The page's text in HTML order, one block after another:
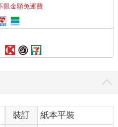
限金額免運費
裝訂
紙本平裝